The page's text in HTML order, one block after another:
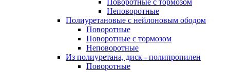
Неповоротные
Полиуретановые с нейлоновым ободом
Поворотные
Поворотные с тормозом
Неповоротные
Из полиуретана, диск - полипропилен
Поворотные